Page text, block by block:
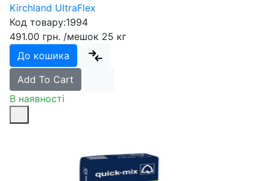
Kirchland UltraFlex
Код товару:1994
491.00 грн. /мешок 25 кг
До кошика
Add To Cart
В наявності